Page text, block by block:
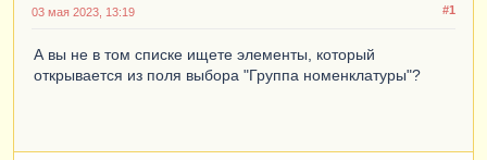
#1
03 мая 2023, 13:19
А вы не в том списке ищете элементы, который
открывается из поля выбора "Группа номенклатуры"?